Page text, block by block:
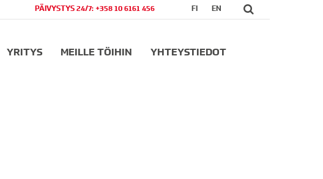
FI EN
PÄIVYSTYS 24/7: +358 10 6161 456
YRITYS MEILLE TÖIHIN YHTEYSTIEDOT